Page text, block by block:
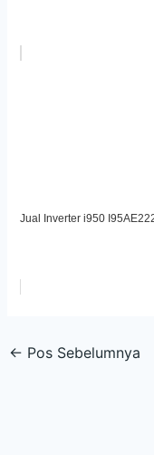
Jual Inverter i950
← Pos Sebelumnya